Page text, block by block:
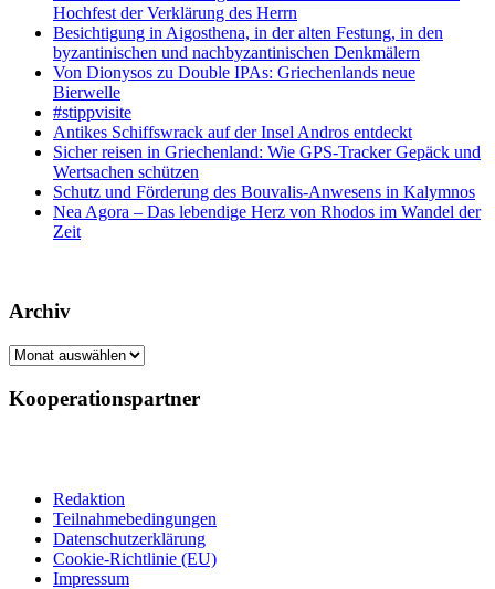
Hochfest der Verklärung des Herrn
Besichtigung in Aigosthena, in der alten Festung, in den
byzantinischen und nachbyzantinischen Denkmälern
Von Dionysos zu Double IPAs: Griechenlands neue
Bierwelle
#stippvisite
Antikes Schiffswrack auf der Insel Andros entdeckt
Sicher reisen in Griechenland: Wie GPS-Tracker Gepäck und
Wertsachen schützen
Schutz und Förderung des Bouvalis-Anwesens in Kalymnos
Nea Agora – Das lebendige Herz von Rhodos im Wandel der
Zeit
Archiv
Archiv
Kooperationspartner
Redaktion
Teilnahmebedingungen
Datenschutzerklärung
Cookie-Richtlinie (EU)
Impressum